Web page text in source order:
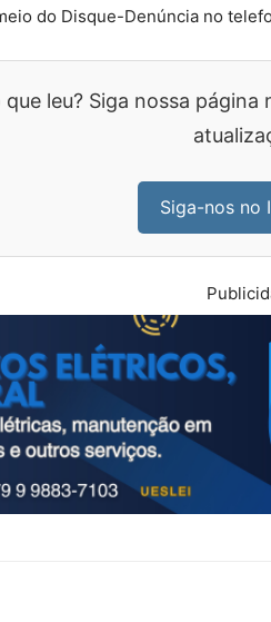
do Disque-Denúncia no
que leu? Siga nossa
Siga-nos no